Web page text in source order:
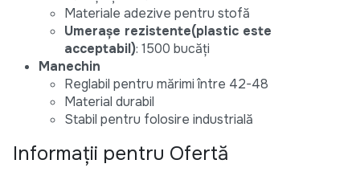
Materiale adezive pentru stofă
Umerașe rezistente(plastic este
acceptabil): 1500 bucăți
Manechin
Reglabil pentru mărimi între 42-48
Material durabil
Stabil pentru folosire industrială
Informații pentru Ofertă